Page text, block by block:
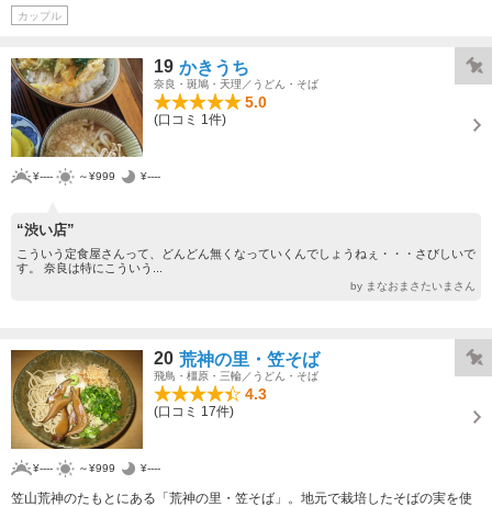
カップル
19 かきうち
奈良・斑鳩・天理／うどん・そば
5.0
(口コミ 1件)
¥---- ～¥999 ¥----
“渋い店”
こういう定食屋さんって、どんどん無くなっていくんでしょうねぇ・・・さびしいで
す。 奈良は特にこういう...
by まなおまさたいまさん
20 荒神の里・笠そば
飛鳥・橿原・三輪／うどん・そば
4.3
(口コミ 17件)
¥---- ～¥999 ¥----
笠山荒神のたもとにある「荒神の里・笠そば」。地元で栽培したそばの実を使